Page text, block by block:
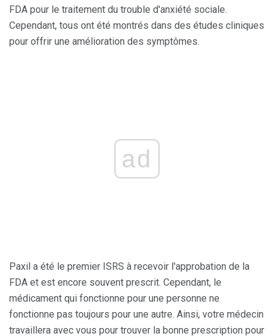
FDA pour le traitement du trouble d'anxiété sociale.
Cependant, tous ont été montrés dans des études cliniques
pour offrir une amélioration des symptômes.
ad
Paxil a été le premier ISRS à recevoir l'approbation de la
FDA et est encore souvent prescrit. Cependant, le
médicament qui fonctionne pour une personne ne
fonctionne pas toujours pour une autre. Ainsi, votre médecin
travaillera avec vous pour trouver la bonne prescription pour